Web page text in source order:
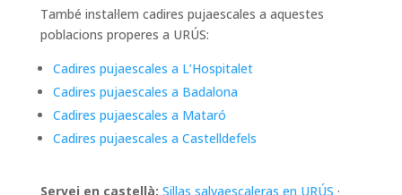
També instal·lem cadires pujaescales a aquestes
poblacions properes a URÚS:
Cadires pujaescales a L’Hospitalet
Cadires pujaescales a Badalona
Cadires pujaescales a Mataró
Cadires pujaescales a Castelldefels
Servei en castellà: Sillas salvaescaleras en URÚS ·